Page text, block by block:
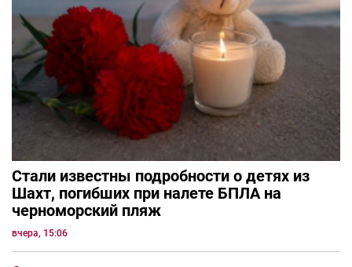
Стали известны подробности о детях из
Шахт, погибших при налете БПЛА на
черноморский пляж
вчера, 15:06